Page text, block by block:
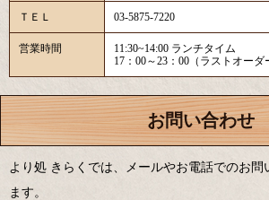
ＴＥＬ 03-5875-7220
営業時間
11:30~14:00 ランチタイム
17：00～23：00（ラストオーダ
お問い合わせ
より処 きらくでは、メールやお電話でのお問
ます。